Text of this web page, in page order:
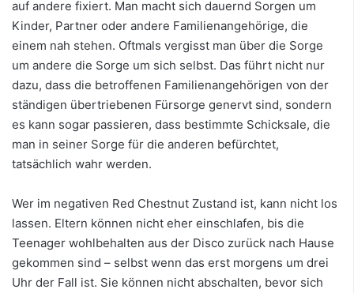
auf andere fixiert. Man macht sich dauernd Sorgen um
Kinder, Partner oder andere Familienangehörige, die
einem nah stehen. Oftmals vergisst man über die Sorge
um andere die Sorge um sich selbst. Das führt nicht nur
dazu, dass die betroffenen Familienangehörigen von der
ständigen übertriebenen Fürsorge genervt sind, sondern
es kann sogar passieren, dass bestimmte Schicksale, die
man in seiner Sorge für die anderen befürchtet,
tatsächlich wahr werden.
Wer im negativen Red Chestnut Zustand ist, kann nicht los
lassen. Eltern können nicht eher einschlafen, bis die
Teenager wohlbehalten aus der Disco zurück nach Hause
gekommen sind – selbst wenn das erst morgens um drei
Uhr der Fall ist. Sie können nicht abschalten, bevor sich